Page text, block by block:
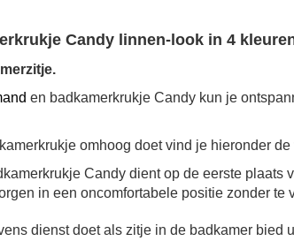
Candy linnen-look in 4
en badkamerkrukje Candy kun je
omhoog doet vind je hieronder de
Candy dient op de eerste plaats
in een oncomfortabele positie zonder te
dienst doet als zitje in de badkamer